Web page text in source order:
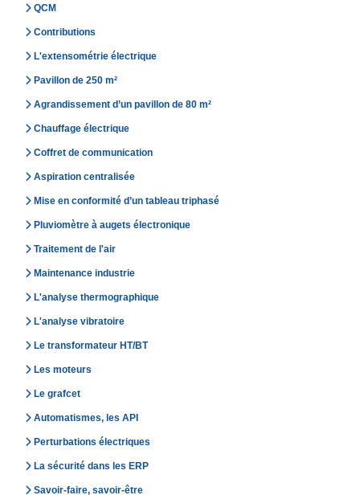
QCM
Contributions
L'extensométrie électrique
Pavillon de 250 m²
Agrandissement d’un pavillon de 80 m²
Chauffage électrique
Coffret de communication
Aspiration centralisée
Mise en conformité d’un tableau triphasé
Pluviomètre à augets électronique
Traitement de l'air
Maintenance industrie
L'analyse thermographique
L'analyse vibratoire
Le transformateur HT/BT
Les moteurs
Le grafcet
Automatismes, les API
Perturbations électriques
La sécurité dans les ERP
Savoir-faire, savoir-être